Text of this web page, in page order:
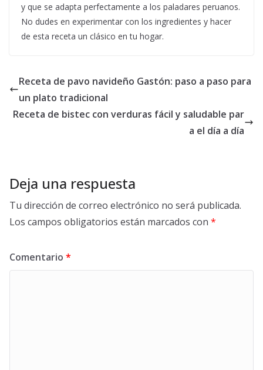
y que se adapta perfectamente a los paladares peruanos.
No dudes en experimentar con los ingredientes y hacer
de esta receta un clásico en tu hogar.
Receta de pavo navideño Gastón: paso a paso para
un plato tradicional
Receta de bistec con verduras fácil y saludable par
a el día a día
Deja una respuesta
Tu dirección de correo electrónico no será publicada.
Los campos obligatorios están marcados con *
Comentario *